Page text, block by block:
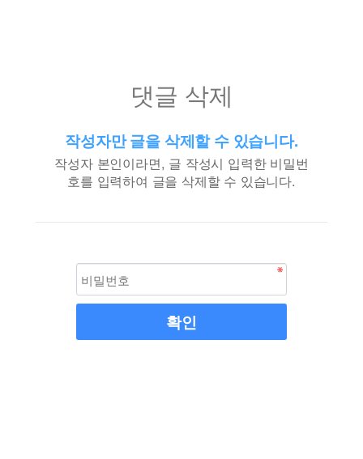
댓글 삭제
작성자만 글을 삭제할 수 있습니다.
작성자 본인이라면, 글 작성시 입력한 비밀번
호를 입력하여 글을 삭제할 수 있습니다.